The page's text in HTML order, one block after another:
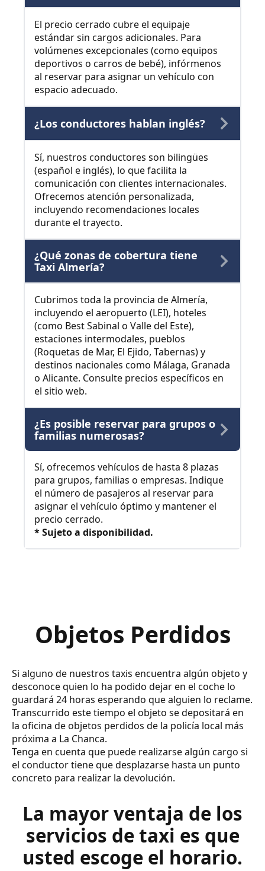
El precio cerrado cubre el equipaje
estándar sin cargos adicionales. Para
volúmenes excepcionales (como equipos
deportivos o carros de bebé), infórmenos
al reservar para asignar un vehículo con
espacio adecuado.
¿Los conductores hablan inglés?
Sí, nuestros conductores son bilingües
(español e inglés), lo que facilita la
comunicación con clientes internacionales.
Ofrecemos atención personalizada,
incluyendo recomendaciones locales
durante el trayecto.
¿Qué zonas de cobertura tiene
Taxi Almería?
Cubrimos toda la provincia de Almería,
incluyendo el aeropuerto (LEI), hoteles
(como Best Sabinal o Valle del Este),
estaciones intermodales, pueblos
(Roquetas de Mar, El Ejido, Tabernas) y
destinos nacionales como Málaga, Granada
o Alicante. Consulte precios específicos en
el sitio web.
¿Es posible reservar para grupos o
familias numerosas?
Sí, ofrecemos vehículos de hasta 8 plazas
para grupos, familias o empresas. Indique
el número de pasajeros al reservar para
asignar el vehículo óptimo y mantener el
precio cerrado.
* Sujeto a disponibilidad.
Objetos Perdidos
Si alguno de nuestros taxis encuentra algún objeto y
desconoce quien lo ha podido dejar en el coche lo
guardará 24 horas esperando que alguien lo reclame.
Transcurrido este tiempo el objeto se depositará en
la oficina de objetos perdidos de la policía local más
próxima a La Chanca.
Tenga en cuenta que puede realizarse algún cargo si
el conductor tiene que desplazarse hasta un punto
concreto para realizar la devolución.
La mayor ventaja de los
servicios de taxi es que
usted escoge el horario.